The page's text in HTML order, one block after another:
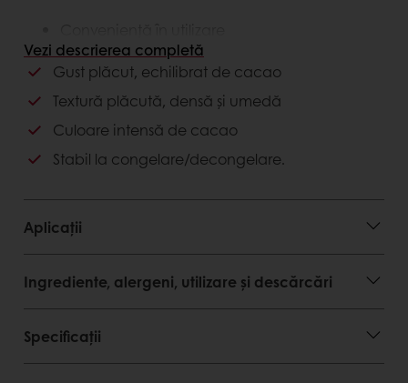
Rețetă simplă și ușoară
Calitate constantă la fiecare producție.
Avantaje consumator
Gust echilibrat de cacao
Textură plăcută, ușor de savurat.
Vezi descrierea completă
Gust plăcut, echilibrat de cacao
Textură plăcută, densă și umedă
Culoare intensă de cacao
Stabil la congelare/decongelare.
Aplicații
Ingrediente, alergeni, utilizare și descărcări
Specificații